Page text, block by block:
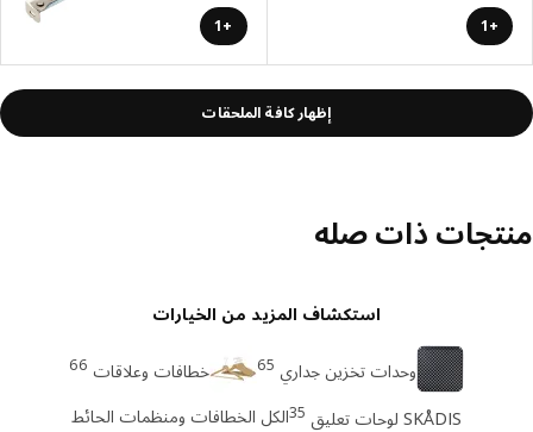
+1
+1
إظهار كافة الملحقات
ذات صله
استكشاف المزيد من الخيارات
وحدات تخزين جداري خطافات وعلاقات 66
SKÅDIS لوحات تعليق 35 الكل الخطافات ومنظمات الحائط